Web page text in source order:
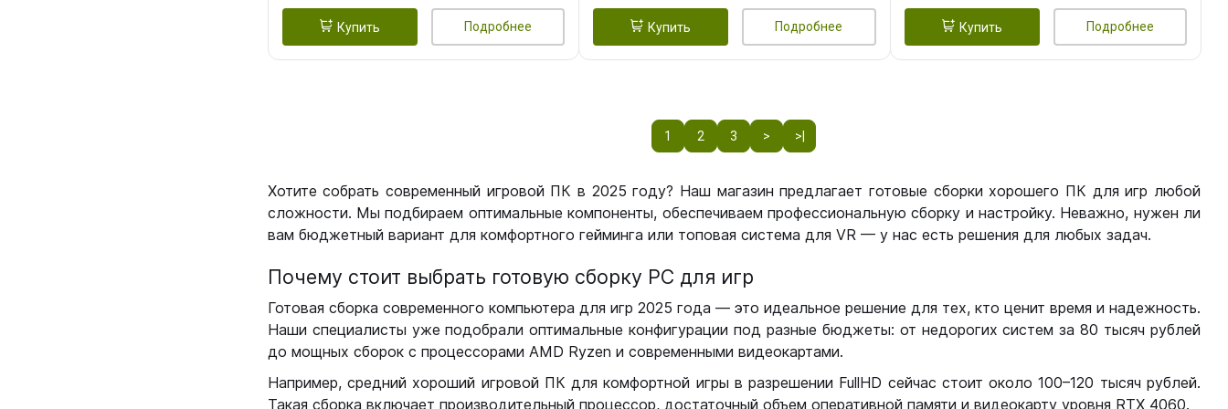
Купить Подробнее Купить Подробнее Купить Подробнее
1 2 3 > >|
Хотите собрать современный игровой ПК в 2025 году? Наш магазин предлагает готовые сборки хорошего ПК для игр любой
сложности. Мы подбираем оптимальные компоненты, обеспечиваем профессиональную сборку и настройку. Неважно, нужен ли
вам бюджетный вариант для комфортного гейминга или топовая система для VR — у нас есть решения для любых задач.
Почему стоит выбрать готовую сборку РС для игр
Готовая сборка современного компьютера для игр 2025 года — это идеальное решение для тех, кто ценит время и надежность.
Наши специалисты уже подобрали оптимальные конфигурации под разные бюджеты: от недорогих систем за 80 тысяч рублей
до мощных сборок с процессорами AMD Ryzen и современными видеокартами.
Например, средний хороший игровой ПК для комфортной игры в разрешении FullHD сейчас стоит около 100–120 тысяч рублей.
Такая сборка включает производительный процессор, достаточный объем оперативной памяти и видеокарту уровня RTX 4060.